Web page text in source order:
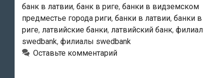
банк в латвии, банк в риге, банки в видземском
предместье города риги, банки в латвии, банки в
риге, латвийские банки, латвийский банк, филиал
swedbank, филиалы swedbank
Оставьте комментарий